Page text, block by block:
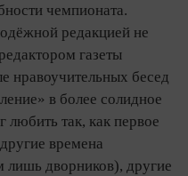
чемпионата.
редакцией не
газеты
нравоучительных бесед
в более солидное
любить так, как первое
времена
лишь дворников), другие